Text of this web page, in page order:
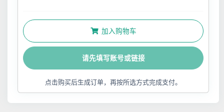
加入购物车
请先填写账号或链接
点击购买后生成订单，再按所选方式完成支付。